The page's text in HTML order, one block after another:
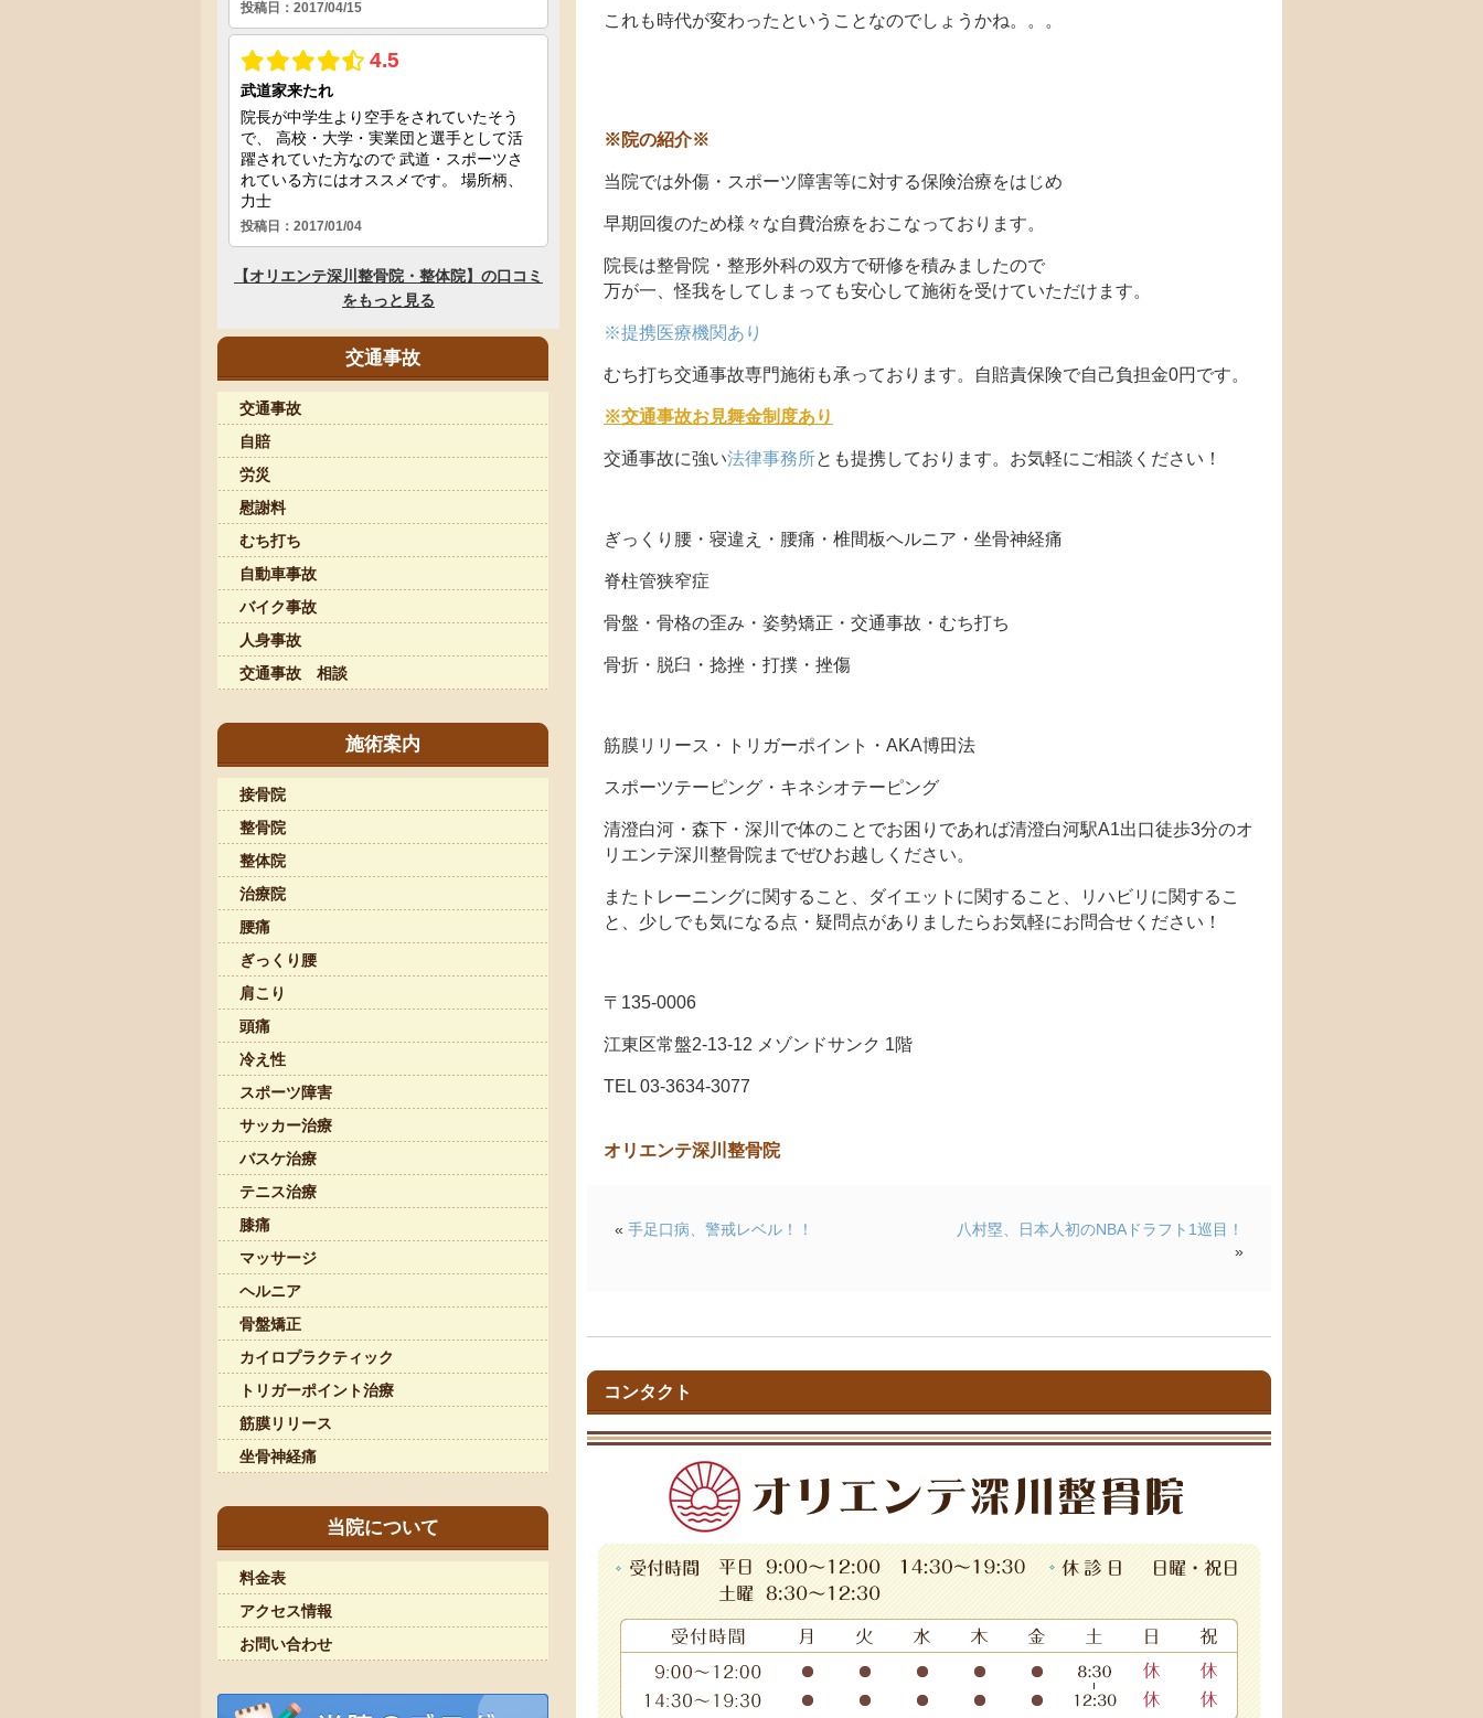
これも時代が変わったということなのでしょうかね。。。
※院の紹介※
当院では外傷・スポーツ障害等に対する保険治療をはじめ
早期回復のため様々な自費治療をおこなっております。
院長は整骨院・整形外科の双方で研修を積みましたので
万が一、怪我をしてしまっても安心して施術を受けていただけます。
※提携医療機関あり
むち打ち交通事故専門施術も承っております。自賠責保険で自己負担金0円です。
※交通事故お見舞金制度あり
交通事故に強い法律事務所とも提携しております。お気軽にご相談ください！
ぎっくり腰・寝違え・腰痛・椎間板ヘルニア・坐骨神経痛
脊柱管狭窄症
骨盤・骨格の歪み・姿勢矯正・交通事故・むち打ち
骨折・脱臼・捻挫・打撲・挫傷
筋膜リリース・トリガーポイント・AKA博田法
スポーツテーピング・キネシオテーピング
清澄白河・森下・深川で体のことでお困りであれば清澄白河駅A1出口徒歩3分のオ
リエンテ深川整骨院までぜひお越しください。
またトレーニングに関すること、ダイエットに関すること、リハビリに関するこ
と、少しでも気になる点・疑問点がありましたらお気軽にお問合せください！
〒135-0006
江東区常盤2-13-12 メゾンドサンク 1階
TEL 03-3634-3077
オリエンテ深川整骨院
八村塁、日本人初のNBAドラフト1巡目！
»
« 手足口病、警戒レベル！！
コンタクト
交通事故
交通事故
自賠
労災
慰謝料
むち打ち
自動車事故
バイク事故
人身事故
交通事故 相談
施術案内
接骨院
整骨院
整体院
治療院
腰痛
ぎっくり腰
肩こり
頭痛
冷え性
スポーツ障害
サッカー治療
バスケ治療
テニス治療
膝痛
マッサージ
ヘルニア
骨盤矯正
カイロプラクティック
トリガーポイント治療
筋膜リリース
坐骨神経痛
当院について
料金表
アクセス情報
お問い合わせ